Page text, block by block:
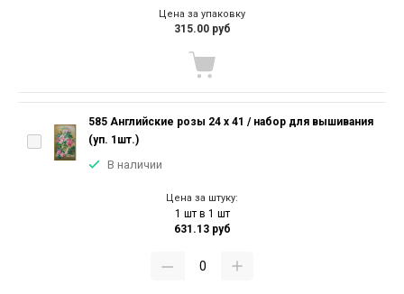
Цена за упаковку
315.00 руб
585 Английские розы 24 х 41 / набор для вышивания
(уп. 1шт.)
В наличии
Цена за штуку:
1 шт в 1 шт
631.13 руб